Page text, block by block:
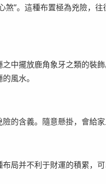
煞”。這種布置極為兇險，
中擺放鹿角象牙之類的裝
風水。
的含義。隨意懸掛，會給家
局并不利于財運的積累，